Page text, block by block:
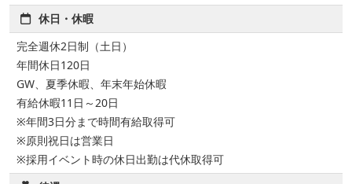
休日・休暇
完全週休2日制（土日）
年間休日120日
GW、夏季休暇、年末年始休暇
有給休暇11日～20日
※年間3日分まで時間有給取得可
※原則祝日は営業日
※採用イベント時の休日出勤は代休取得可